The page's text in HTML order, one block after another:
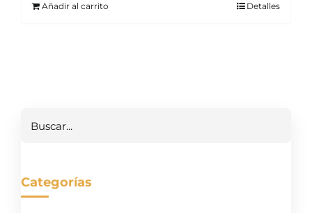
Añadir al carrito Detalles
Categorías